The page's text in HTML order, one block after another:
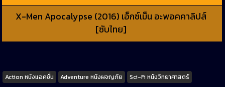
X-Men Apocalypse (2016) เอ็กซ์เม็น อะพอคคาลิปส์
[ซับไทย]
Tags
Action หนังแอคชั่น Adventure หนังผจญภัย Sci-Fi หนังวิทยาศาสตร์